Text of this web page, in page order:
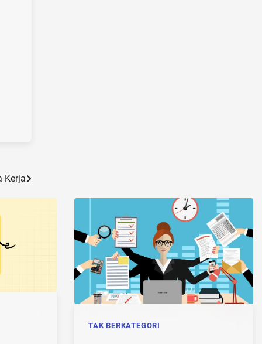
Kerja
TAK BERKATEGORI